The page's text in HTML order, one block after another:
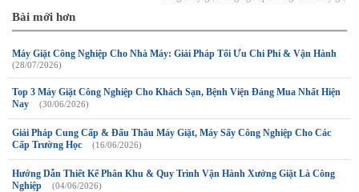
Bài mới hơn
Máy Giặt Công Nghiệp Cho Nhà Máy: Giải Pháp Tối Ưu Chi Phí & Vận Hành
(28/07/2026)
Top 3 Máy Giặt Công Nghiệp Cho Khách Sạn, Bệnh Viện Đáng Mua Nhất Hiện
Nay
(30/06/2026)
Giải Pháp Cung Cấp & Đấu Thầu Máy Giặt, Máy Sấy Công Nghiệp Cho Các
Cấp Trường Học
(16/06/2026)
Hướng Dẫn Thiết Kế Phân Khu & Quy Trình Vận Hành Xưởng Giặt Là Công
Nghiệp
(04/06/2026)